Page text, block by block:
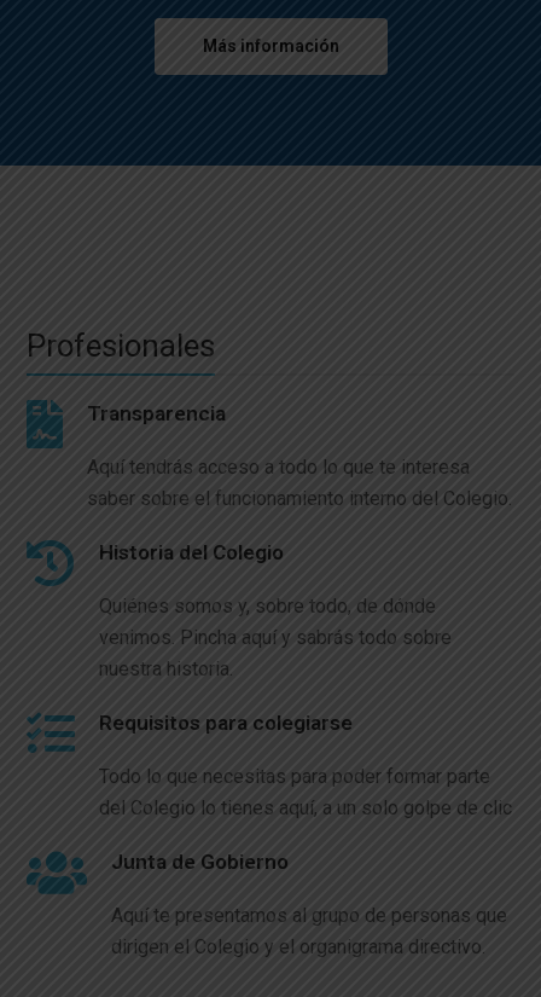
Más información
Profesionales
Transparencia
Aquí tendrás acceso a todo lo que te interesa
saber sobre el funcionamiento interno del Colegio.
Historia del Colegio
Quiénes somos y, sobre todo, de dónde
venimos. Pincha aquí y sabrás todo sobre
nuestra historia.
Requisitos para colegiarse
Todo lo que necesitas para poder formar parte
del Colegio lo tienes aquí, a un solo golpe de clic
Junta de Gobierno
Aquí te presentamos al grupo de personas que
dirigen el Colegio y el organigrama directivo.